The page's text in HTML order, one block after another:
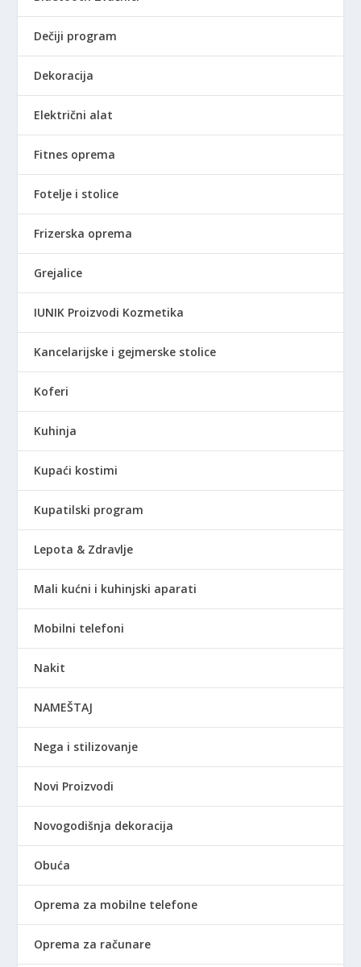
Dečiji program
Dekoracija
Električni alat
Fitnes oprema
Fotelje i stolice
Frizerska oprema
Grejalice
IUNIK Proizvodi Kozmetika
Kancelarijske i gejmerske stolice
Koferi
Kuhinja
Kupaći kostimi
Kupatilski program
Lepota & Zdravlje
Mali kućni i kuhinjski aparati
Mobilni telefoni
Nakit
NAMEŠTAJ
Nega i stilizovanje
Novi Proizvodi
Novogodišnja dekoracija
Obuća
Oprema za mobilne telefone
Oprema za računare